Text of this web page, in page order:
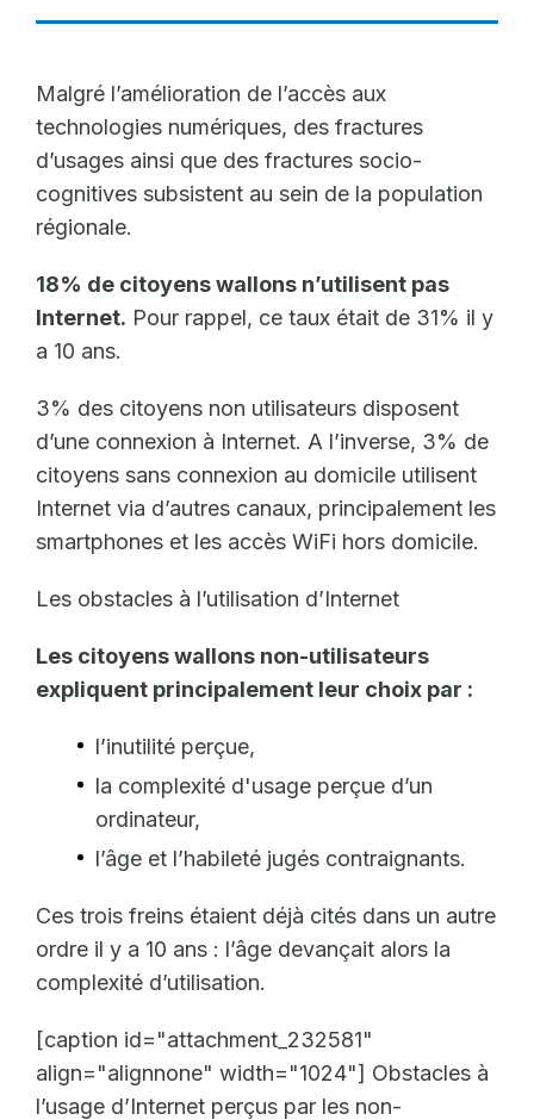
Malgré l’amélioration de l’accès aux
technologies numériques, des fractures
d’usages ainsi que des fractures socio-
cognitives subsistent au sein de la population
régionale.
18% de citoyens wallons n’utilisent pas
Internet. Pour rappel, ce taux était de 31% il y
a 10 ans.
3% des citoyens non utilisateurs disposent
d’une connexion à Internet. A l’inverse, 3% de
citoyens sans connexion au domicile utilisent
Internet via d’autres canaux, principalement les
smartphones et les accès WiFi hors domicile.
Les obstacles à l’utilisation d’Internet
Les citoyens wallons non-utilisateurs
expliquent principalement leur choix par :
l’inutilité perçue,
la complexité d'usage perçue d’un
ordinateur,
l’âge et l’habileté jugés contraignants.
Ces trois freins étaient déjà cités dans un autre
ordre il y a 10 ans : l’âge devançait alors la
complexité d’utilisation.
[caption id="attachment 232581"
align="alignnone" width="1024"] Obstacles à
l’usage d’Internet perçus par les non-